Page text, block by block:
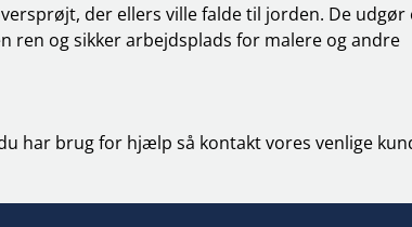
der ellers ville falde til jorden. De udgør
og sikker arbejdsplads for malere og andre
har brug for hjælp så kontakt vores venlige